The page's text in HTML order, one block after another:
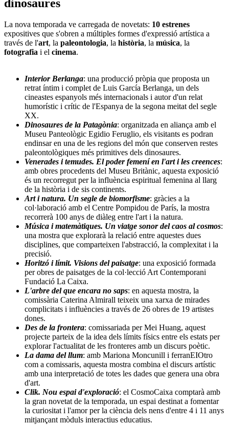
dinosaures
La nova temporada ve carregada de novetats: 10 estrenes
expositives que s'obren a múltiples formes d'expressió artística a
través de l'art, la paleontologia, la història, la música, la
fotografia i el cinema.
Interior Berlanga: una producció pròpia que proposta un
retrat íntim i complet de Luis García Berlanga, un dels
cineastes espanyols més internacionals i autor d'un relat
humorístic i crític de l'Espanya de la segona meitat del segle
XX.
Dinosaures de la Patagònia: organitzada en aliança amb el
Museu Panteològic Egidio Feruglio, els visitants es podran
endinsar en una de les regions del món que conserven restes
paleontològiques més primitives dels dinosaures.
Venerades i temudes. El poder femení en l'art i les creences:
amb obres procedents del Museu Britànic, aquesta exposició
és un recorregut per la influència espiritual femenina al llarg
de la història i de sis continents.
Art i natura. Un segle de biomorfisme: gràcies a la
col·laboració amb el Centre Pompidou de París, la mostra
recorrerà 100 anys de diàleg entre l'art i la natura.
Música i matemàtiques. Un viatge sonor del caos al cosmos:
una mostra que explorarà la relació entre aquestes dues
disciplines, que comparteixen l'abstracció, la complexitat i la
precisió.
Horitzó i límit. Visions del paisatge: una exposició formada
per obres de paisatges de la col·lecció Art Contemporani
Fundació La Caixa.
L'arbre del que encara no saps: en aquesta mostra, la
comissària Caterina Almirall teixeix una xarxa de mirades
complicitats i influències a través de 26 obres de 19 artistes
dones.
Des de la frontera: comissariada per Mei Huang, aquest
projecte parteix de la idea dels límits físics entre els estats per
explorar l'actualitat de les fronteres amb un discurs poètic.
La dama del llum: amb Mariona Moncunill i ferranEIOtro
com a comissaris, aquesta mostra combina el discurs artístic
amb una interpretació de totes les dades que genera una obra
d'art.
Clik. Nou espai d'exploració: el CosmoCaixa comptarà amb
la gran novetat de la temporada, un espai destinat a fomentar
la curiositat i l'amor per la ciència dels nens d'entre 4 i 11 anys
mitjançant mòduls interactius educatius.